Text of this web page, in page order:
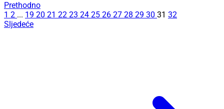
Prethodno
1 2 ... 19 20 21 22 23 24 25 26 27 28 29 30 31 32
Sljedeće